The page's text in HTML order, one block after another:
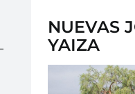
NUEVAS
YAIZA